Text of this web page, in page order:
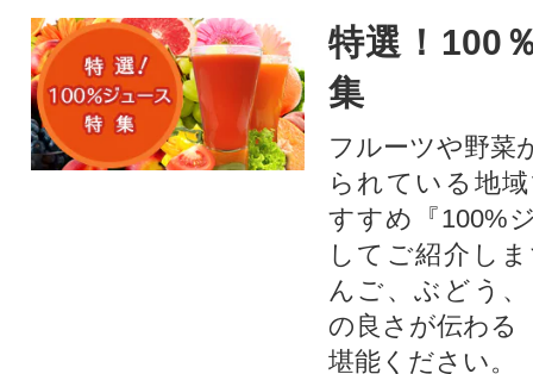
特選！100
集
フルーツや野菜
られている地
すすめ『100%
してご紹介し
んご、ぶどう
の良さが伝わる
堪能ください。